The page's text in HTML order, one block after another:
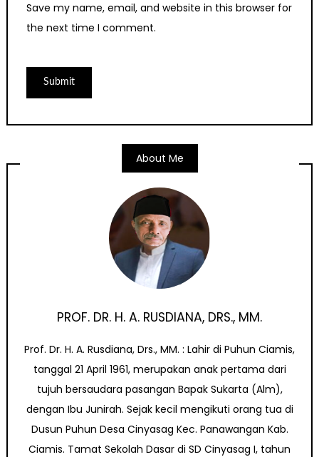
Save my name, email, and website in this browser for
the next time I comment.
About Me
PROF. DR. H. A. RUSDIANA, DRS., MM.
Prof. Dr. H. A. Rusdiana, Drs., MM. : Lahir di Puhun Ciamis,
tanggal 21 April 1961, merupakan anak pertama dari
tujuh bersaudara pasangan Bapak Sukarta (Alm),
dengan Ibu Junirah. Sejak kecil mengikuti orang tua di
Dusun Puhun Desa Cinyasag Kec. Panawangan Kab.
Ciamis. Tamat Sekolah Dasar di SD Cinyasag I, tahun